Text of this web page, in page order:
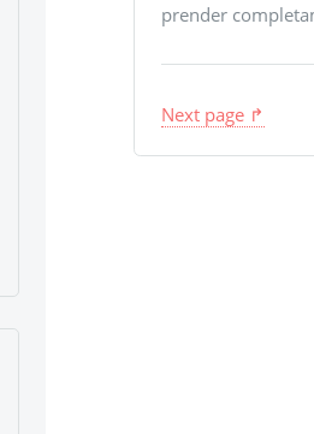
prender
Next page ↱